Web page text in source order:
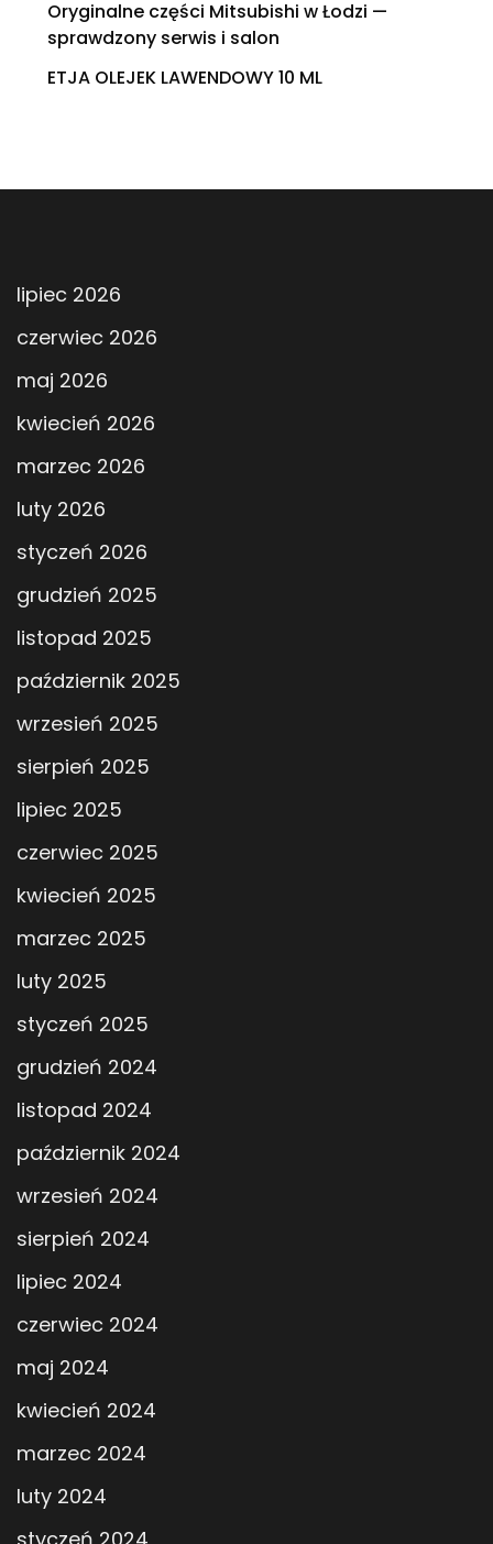
Oryginalne części Mitsubishi w Łodzi —
sprawdzony serwis i salon
ETJA OLEJEK LAWENDOWY 10 ML
lipiec 2026
czerwiec 2026
maj 2026
kwiecień 2026
marzec 2026
luty 2026
styczeń 2026
grudzień 2025
listopad 2025
październik 2025
wrzesień 2025
sierpień 2025
lipiec 2025
czerwiec 2025
kwiecień 2025
marzec 2025
luty 2025
styczeń 2025
grudzień 2024
listopad 2024
październik 2024
wrzesień 2024
sierpień 2024
lipiec 2024
czerwiec 2024
maj 2024
kwiecień 2024
marzec 2024
luty 2024